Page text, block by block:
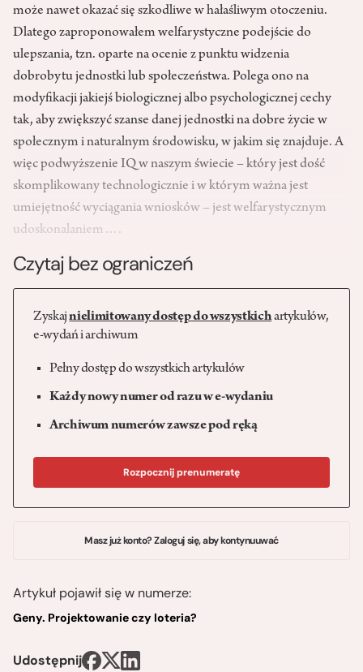
może nawet okazać się szkodliwe w hałaśliwym otoczeniu.
Dlatego zaproponowałem welfarystyczne podejście do
ulepszania, tzn. oparte na ocenie z punktu widzenia
dobrobytu jednostki lub społeczeństwa. Polega ono na
modyfikacji jakiejś biologicznej albo psychologicznej cechy
tak, aby zwiększyć szanse danej jednostki na dobre życie w
społecznym i naturalnym środowisku, w jakim się znajduje. A
więc podwyższenie IQ w naszym świecie – który jest dość
skomplikowany technologicznie i w którym ważna jest
umiejętność wyciągania wniosków – jest welfarystycznym
udoskonalaniem….
Czytaj bez ograniczeń
Zyskajnielimitowany dostęp do wszystkichartykułów,
e-wydań i archiwum
Pełny dostęp do wszystkich artykułów
Każdy nowy numer od razu w e-wydaniu
Archiwum numerów zawsze pod ręką
Rozpocznij prenumeratę
Masz już konto? Zaloguj się, aby kontynuuwać
Artykuł pojawił się w numerze:
Geny. Projektowanie czy loteria?
Udostępnij